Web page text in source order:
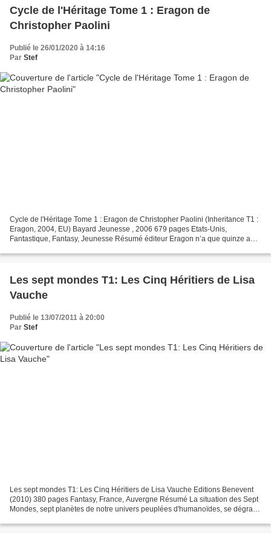
Cycle de l'Héritage Tome 1 : Eragon de
Christopher Paolini
Publié le 26/01/2020 à 14:16
Par Stef
Cycle de l'Héritage Tome 1 : Eragon de Christopher Paolini (Inheritance T1 :
Eragon, 2004, EU) Bayard Jeunesse , 2006 679 pages Etats-Unis,
Fantastique, Fantasy, Jeunesse Résumé éditeur Eragon n’a que quinze ans,
Les sept mondes T1: Les Cinq Héritiers de Lisa
Vauche
Publié le 13/07/2011 à 20:00
Par Stef
Les sept mondes T1: Les Cinq Héritiers de Lisa Vauche Editions Benevent
(2010) 380 pages Fantasy, France, Auvergne Résumé La situation des Sept
Mondes, sept planètes de notre univers peuplées d'humanoïdes, se dégrade